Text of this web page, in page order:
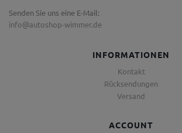
Senden Sie uns eine E-Mail:
info@autoshop-wimmer.de
INFORMATIONEN
Kontakt
Rücksendungen
Versand
ACCOUNT